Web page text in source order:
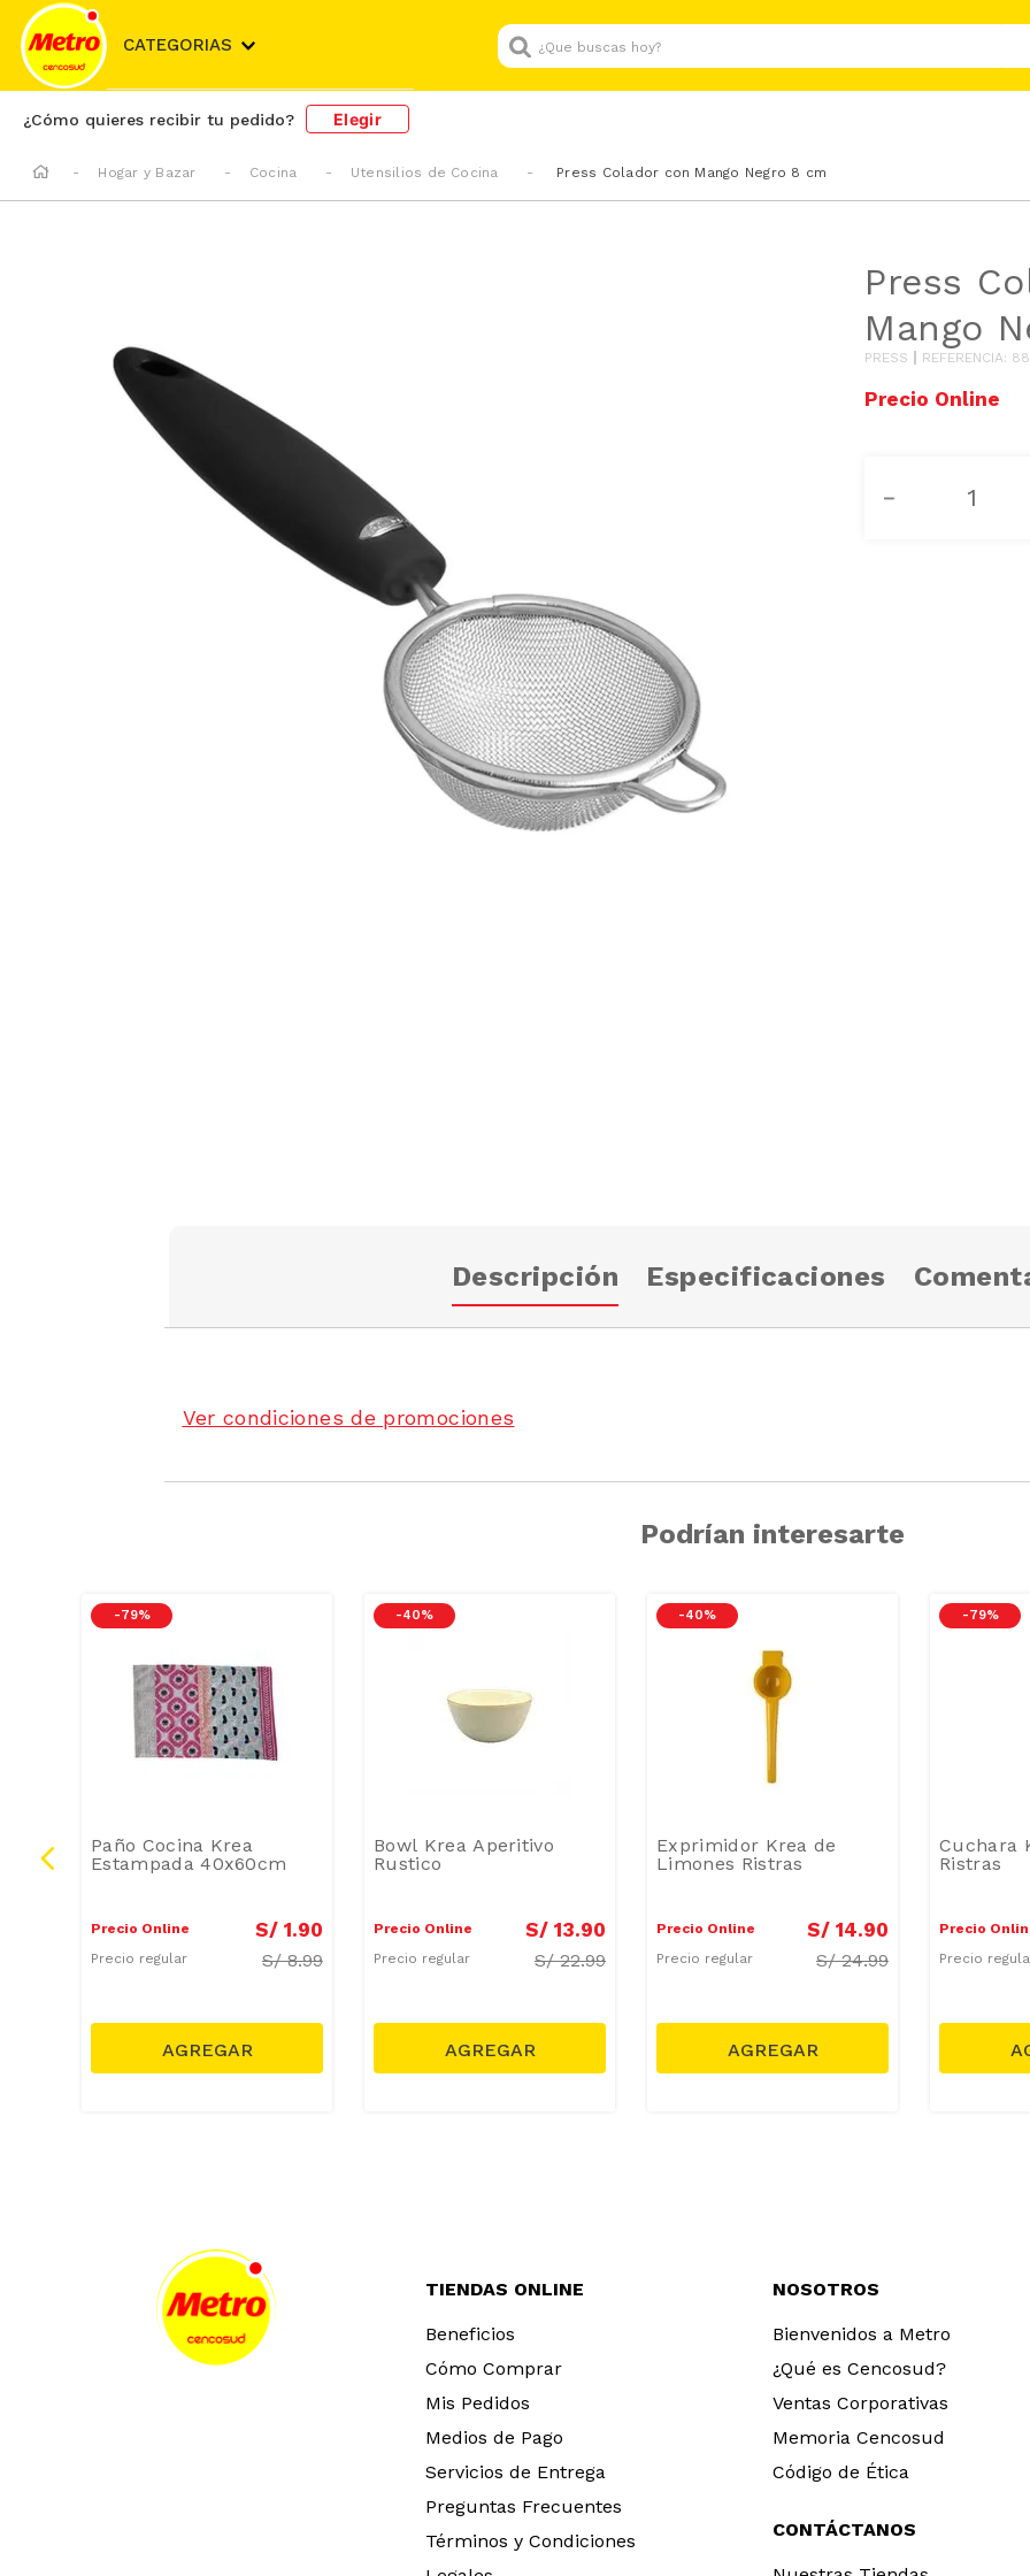
CATEGORIAS
¿Que buscas hoy?
¿Cómo quieres recibir tu pedido? Elegir
Hogar y Bazar Cocina Utensilios de Cocina Press Colador con Mango Negro 8 cm
Press
Mango
PRESS REFERENCIA:
－
Descripción Especificaciones
Ver condiciones de promociones
Podrían interesarte
-79 %
Paño Cocina Krea
Estampada 40x60cm
Precio Online S/ 1.90
Precio regular S/8.99
-40 %
Bowl Krea Aperitivo
Rustico
Precio Online S/ 13.90
Precio regular S/22.99
-40 %
Exprimidor Krea de
Limones Ristras
Precio Online S/ 14.90
Precio regular S/24.99
-79 %
Cuchara
Ristras
Precio
Precio
TIENDAS ONLINE
Beneficios
Cómo Comprar
Mis Pedidos
Medios de Pago
Servicios de Entrega
Preguntas Frecuentes
Términos y Condiciones
NOSOTROS
Bienvenidos a Metro
¿Qué es Cencosud?
Ventas Corporativas
Memoria Cencosud
Código de Ética
CONTÁCTANOS